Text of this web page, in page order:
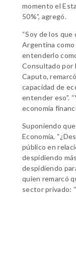
momento el
50%”, agregó.
“Soy de los
Argentina
entenderlo
Consultado por
Caputo,
capacidad de
entender eso”.
economía
Suponiendo
Economía,
público en
despidiendo
despidiendo
quien remarcó
sector privado: